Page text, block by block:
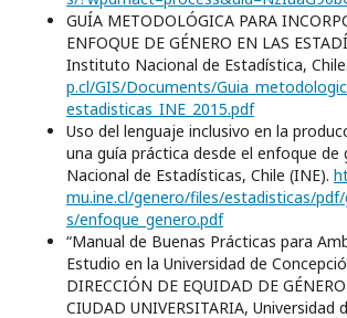
GUÍA METODOLÓGICA PARA
ENFOQUE DE GÉNERO EN LAS
Instituto Nacional de Estadística, Chile.
p.cl/GIS/Documents/
estadisticas_INE_2015.pdf
Uso del lenguaje inclusivo en la
una guía práctica desde el enfoque
Nacional de Estadísticas, Chile (INE).
mu.ine.cl/genero/files/estadisticas/
s/enfoque_genero.pdf
“Manual de Buenas Prácticas para
Estudio en la Universidad de
DIRECCIÓN DE EQUIDAD DE
CIUDAD UNIVERSITARIA, Universidad